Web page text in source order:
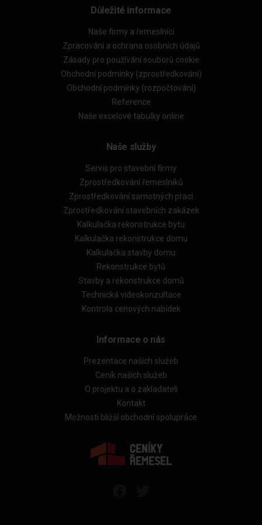
Důležité informace
Naše firmy a řemeslníci
Zpracování a ochrana osobních údajů
Zásady pro používání souborů cookie
Obchodní podmínky (zprostředkování)
Obchodní podmínky (rozpočtování)
Reference
Naše excelové tabulky online
Naše služby
Servis pro stavební firmy
Zprostředkování řemeslníků
Zprostředkování samotných prací
Zprostředkování stavebních zakázek
Kalkulačka rekonstrukce bytu
Kalkulačka rekonstrukce domu
Kalkulačka stavby domu
Rekonstrukce bytů
Stavby a rekonstrukce domů
Technická videokonzultace
Kontrola cenových nabídek
Informace o nás
Prezentace našich služeb
Ceník našich služeb
O projektu a o zakladateli
Kontakt
Možnosti bližší obchodní spolupráce